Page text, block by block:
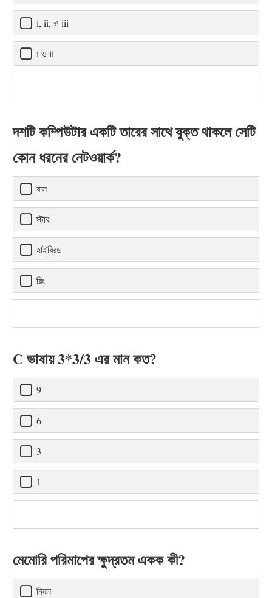
i, ii, ও iii
i ও ii
দশটি কম্পিউটার একটি তারের সাথে যুক্ত থাকলে সেটি
কোন ধরনের নেটওয়ার্ক?
বাস
স্টার
হাইব্রিড
রিং
C ভাষায় 3*3/3 এর মান কত?
9
6
3
1
মেমোরি পরিমাপের ক্ষুদ্রতম একক কী?
নিবল